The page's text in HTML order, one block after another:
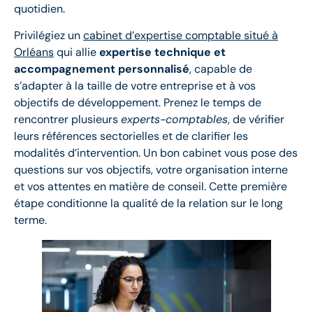
quotidien.
Privilégiez uncabinet d’expertise comptable situé à
Orléansqui allieexpertise technique et
accompagnement personnalisé, capable de
s’adapter à la taille de votre entreprise et à vos
objectifs de développement. Prenez le temps de
rencontrer plusieursexperts-comptables, de vérifier
leurs références sectorielles et de clarifier les
modalités d’intervention. Un bon cabinet vous pose des
questions sur vos objectifs, votre organisation interne
et vos attentes en matière de conseil. Cette première
étape conditionne la qualité de la relation sur le long
terme.